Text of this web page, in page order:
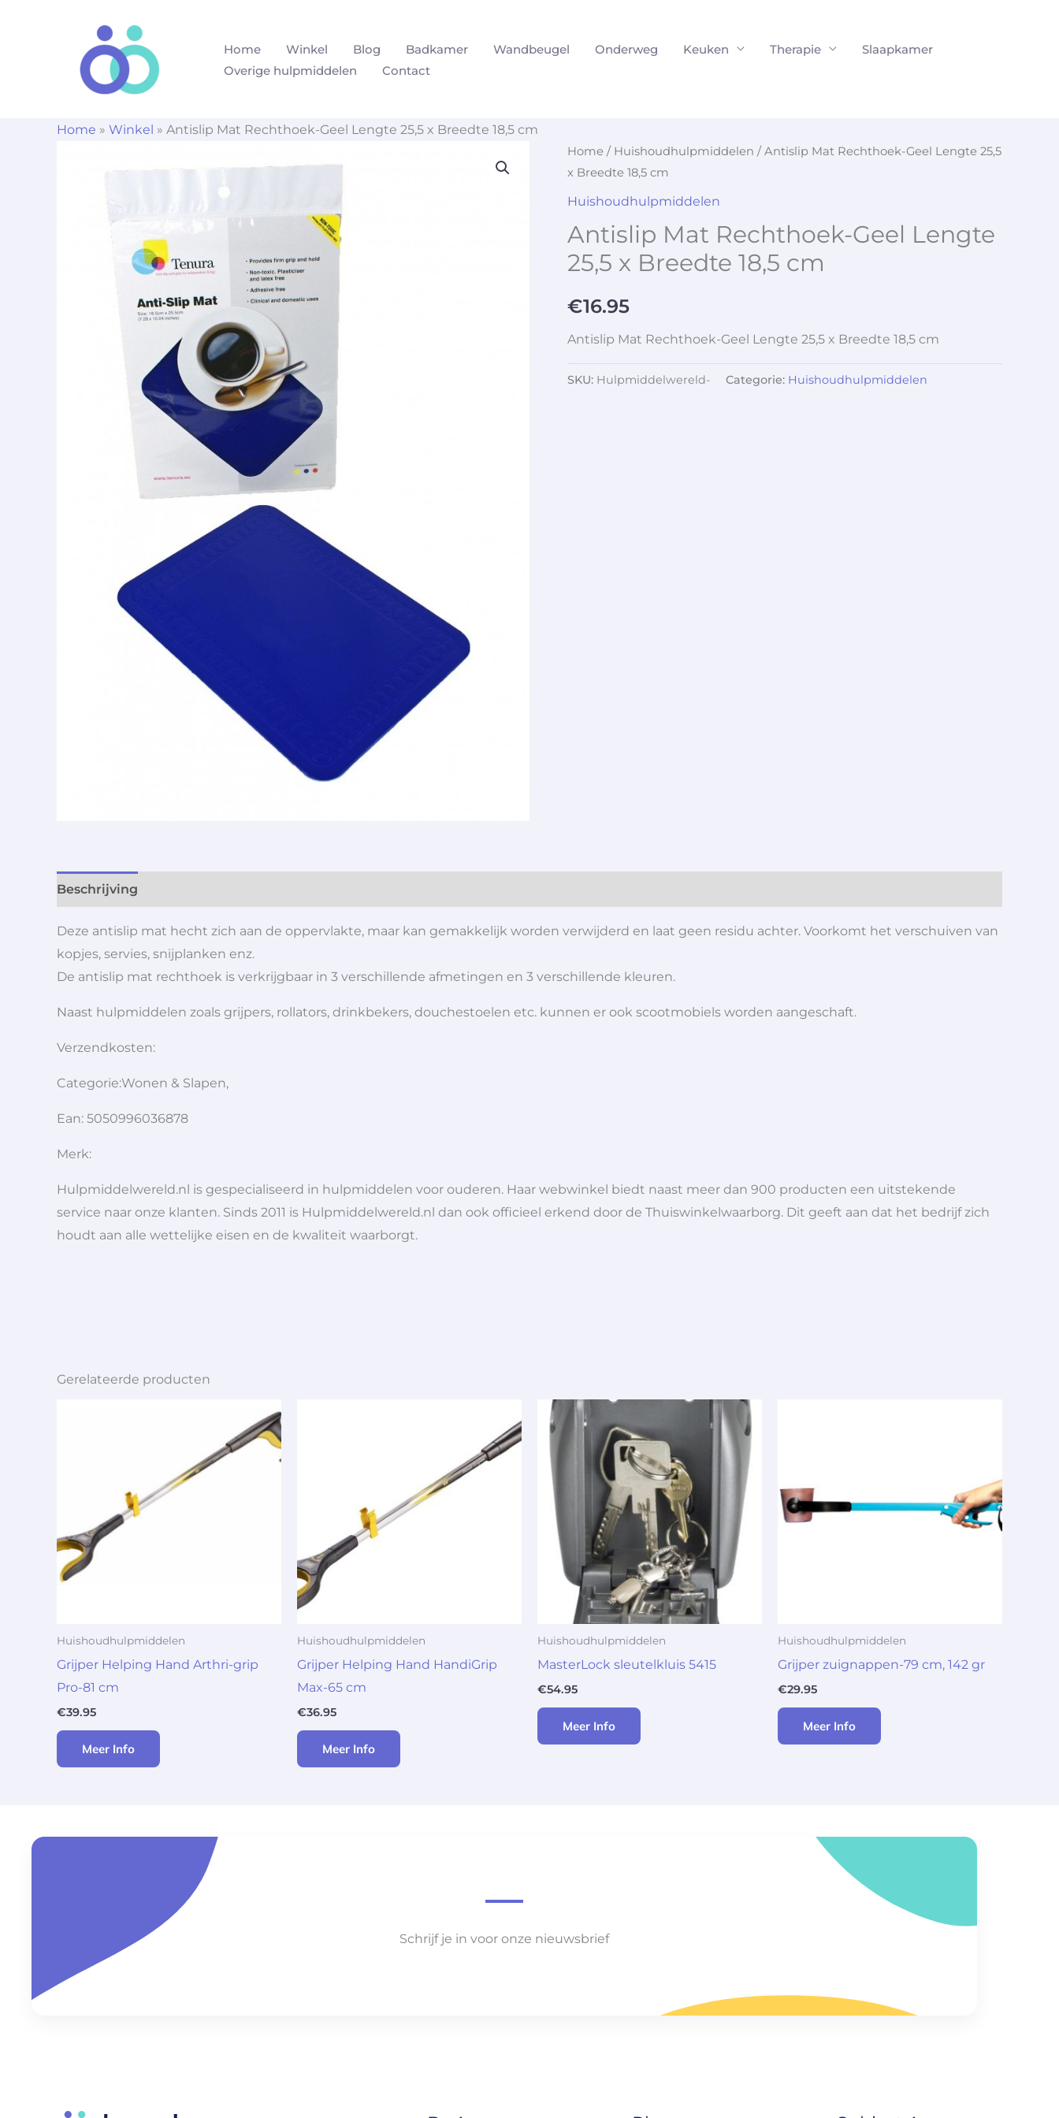
Home Winkel Blog Badkamer Wandbeugel Onderweg Keuken Therapie
Slaapkamer
Overige hulpmiddelen
Contact
Home » Winkel » Antislip Mat Rechthoek-Geel Lengte 25,5 x Breedte 18,5 cm
Home / Huishoudhulpmiddelen / Antislip Mat Rechthoek-Geel Lengte 25,5
x Breedte 18,5 cm
Huishoudhulpmiddelen
Antislip Mat Rechthoek-Geel Lengte
25,5 x Breedte 18,5 cm
€16.95
Antislip Mat Rechthoek-Geel Lengte 25,5 x Breedte 18,5 cm
SKU: Hulpmiddelwereld- Categorie: Huishoudhulpmiddelen
Beschrijving
Deze antislip mat hecht zich aan de oppervlakte, maar kan gemakkelijk worden verwijderd en laat geen residu achter. Voorkomt het verschuiven van
kopjes, servies, snijplanken enz.
De antislip mat rechthoek is verkrijgbaar in 3 verschillende afmetingen en 3 verschillende kleuren.
Naast hulpmiddelen zoals grijpers, rollators, drinkbekers, douchestoelen etc. kunnen er ook scootmobiels worden aangeschaft.
Verzendkosten:
Categorie:Wonen & Slapen,
Ean: 5050996036878
Merk:
Hulpmiddelwereld.nl is gespecialiseerd in hulpmiddelen voor ouderen. Haar webwinkel biedt naast meer dan 900 producten een uitstekende
service naar onze klanten. Sinds 2011 is Hulpmiddelwereld.nl dan ook officieel erkend door de Thuiswinkelwaarborg. Dit geeft aan dat het bedrijf zich
houdt aan alle wettelijke eisen en de kwaliteit waarborgt.
Gerelateerde producten
Huishoudhulpmiddelen
Grijper Helping Hand Arthri-grip
Pro-81 cm
€39.95
Meer Info
Huishoudhulpmiddelen
Grijper Helping Hand HandiGrip
Max-65 cm
€36.95
Meer Info
Huishoudhulpmiddelen
MasterLock sleutelkluis 5415
€54.95
Meer Info
Huishoudhulpmiddelen
Grijper zuignappen-79 cm, 142 gr
€29.95
Meer Info
Schrijf je in voor onze nieuwsbrief